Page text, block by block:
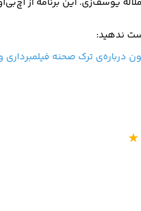
ندهید:
درباره‌ی ترک صحنه فیلمبرداری